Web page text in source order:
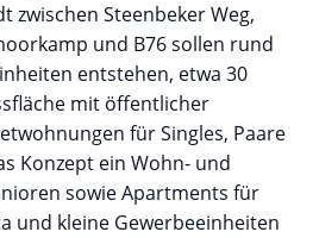
zwischen Steenbeker Weg,
und B76 sollen rund
entstehen, etwa 30
mit öffentlicher
für Singles, Paare
Konzept ein Wohn- und
sowie Apartments für
und kleine Gewerbeeinheiten